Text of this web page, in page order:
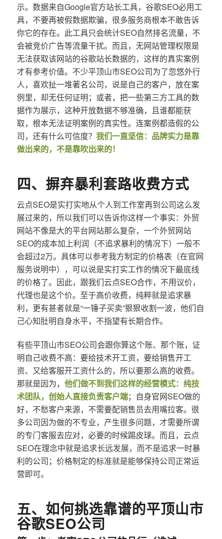
示。数据来自Google官方站长工具，谷歌SEO必用工
具，不要再被假数据欺骗，很多服务商根本不敢告诉
你它的存在。此工具只会统计SEO自然排名流量，不
会被竞价广告等流量干扰。而且，无网站管理权限是
无法获取该网站的谷歌站长数据的，这样的真实案例
才有参考价值。不少平顶山市SEO公司为了忽悠外行
人，喜欢扯一堆著名公司，说是自己的客户，放在案
例里，却无任何证明；或者，把一些第三方工具的数
据作为展示，这种开放数据不够准确，且谁都能获
取，根本无法证明案例的真实性。连案例都造假的公
司，还有什么可信度？ 我们一直坚信：品牌实力是靠
做出来的，不是靠吹出来的！
四、摒弃暴利套路收费方式
云点SEO是实打实地从个人到工作室再到公司这么发
展过来的，所以我们可以告诉你这样一个事实：外贸
网站不像是大的平台网站那么复杂，一个外贸网站
SEO的成本加上利润（不追求暴利的情况下）一般不
会超过2万。具体可以参考我方制定的价格表（在官网
服务说明中），可以说是实打实工作的情况下最底线
的价格了。因此，跟我们云点SEO合作，不用议价，
代理也是这个价。至于高价收费，纯粹就是追求暴
利，更有甚者就是“一锤子买卖”狠狠收割一波，他们自
己心知肚明自身水平，不指望有长期合作。
有些平顶山市SEO公司会跟你算这个账、那个账，证
明自己收费不高：要给技术开工资，要给销售开工
资、又给客服开工资什么的，所以要那么高的收费。
那就是因为， 他们做不到我们这样的经营模式：纯技
术团队，创始人直接负责客户端；自身官网SEO做的
好，不愁客户来源，不需要配销售员去用嘴拉客。很
多公司因为做的不专业，产生很多问题，才需要所谓
的专门客服去应对，必要的时候踢皮球。而且，云点
SEO在理念中就是追求长远发展，而不是追求一时暴
利的公司；价格制定的标准就是能够保持公司正常运
营即可。
五、如何挑选靠谱的平顶山市
谷歌SEO公司